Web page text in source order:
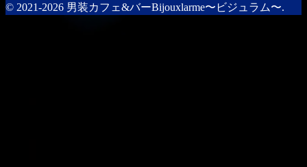
© 2021-2026 男装カフェ&バーBijouxlarme〜ビジュラム〜.